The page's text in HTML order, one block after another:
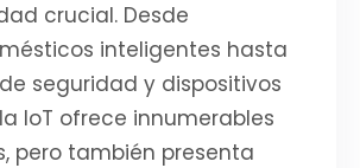
crucial. Desde
inteligentes hasta
seguridad y dispositivos
IoT ofrece innumerables
pero también presenta